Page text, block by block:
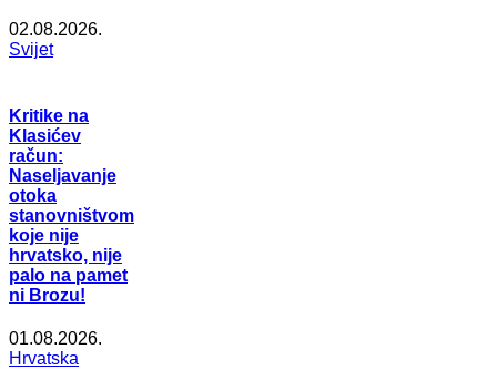
02.08.2026.
Svijet
Kritike na
Klasićev
račun:
Naseljavanje
otoka
stanovništvom
koje nije
hrvatsko, nije
palo na pamet
ni Brozu!
01.08.2026.
Hrvatska